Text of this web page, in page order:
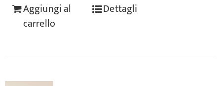
Aggiungi al
carrello
Dettagli